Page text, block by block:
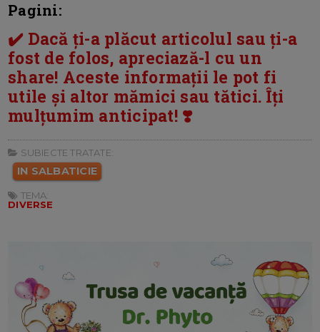
Pagini:
✔️ Dacă ți-a plăcut articolul sau ți-a
fost de folos, apreciază-l cu un
share! Aceste informații le pot fi
utile și altor mămici sau tătici. Îți
mulțumim anticipat! ❣️
SUBIECTE TRATATE:
IN SALBATICIE
TEMA:
DIVERSE